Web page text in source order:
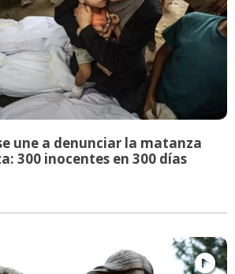
une a denunciar la matanza
300 inocentes en 300 días